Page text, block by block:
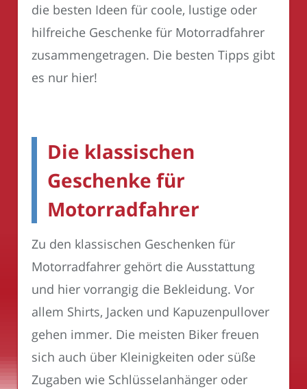
die besten Ideen für coole, lustige oder
hilfreiche Geschenke für Motorradfahrer
zusammengetragen. Die besten Tipps gibt
es nur hier!
Die klassischen
Geschenke für
Motorradfahrer
Zu den klassischen Geschenken für
Motorradfahrer gehört die Ausstattung
und hier vorrangig die Bekleidung. Vor
allem Shirts, Jacken und Kapuzenpullover
gehen immer. Die meisten Biker freuen
sich auch über Kleinigkeiten oder süße
Zugaben wie Schlüsselanhänger oder